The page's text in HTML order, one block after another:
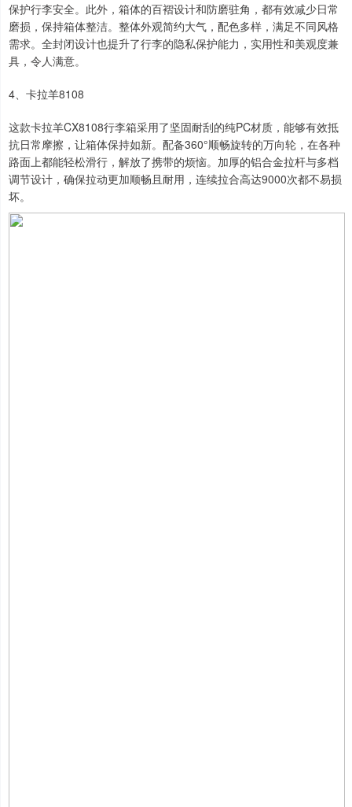
保护行李安全。此外，箱体的百褶设计和防磨驻角，都有效减少日常
磨损，保持箱体整洁。整体外观简约大气，配色多样，满足不同风格
需求。全封闭设计也提升了行李的隐私保护能力，实用性和美观度兼
具，令人满意。
4、卡拉羊8108
这款卡拉羊CX8108行李箱采用了坚固耐刮的纯PC材质，能够有效抵
抗日常摩擦，让箱体保持如新。配备360°顺畅旋转的万向轮，在各种
路面上都能轻松滑行，解放了携带的烦恼。加厚的铝合金拉杆与多档
调节设计，确保拉动更加顺畅且耐用，连续拉合高达9000次都不易损
坏。